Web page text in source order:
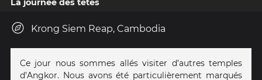
La journée des têtes
Krong Siem Reap, Cambodia
Ce jour nous sommes allés visiter d’autres temples
d’Angkor. Nous avons été particulièrement marqués